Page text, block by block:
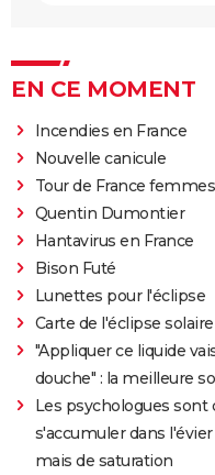
EN CE MOMENT
Incendies en France
Nouvelle canicule
Tour de France femmes
Quentin Dumontier
Hantavirus en France
Bison Futé
Lunettes pour l'éclipse
Carte de l'éclipse
"Appliquer ce liquide
douche" : la meilleure
Les psychologues sont
s'accumuler dans
mais de saturation